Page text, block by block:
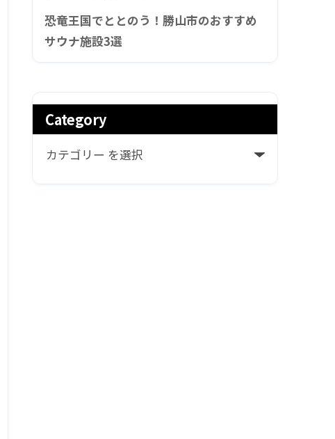
恐竜王国でととのう！勝山市のおすすめ
サウナ施設3選
Category